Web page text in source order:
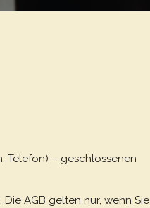
Telefon) – geschlossenen
AGB gelten nur, wenn Sie